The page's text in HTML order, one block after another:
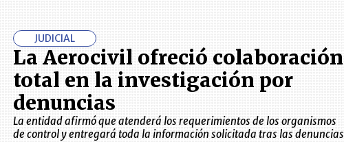
JUDICIAL
La Aerocivil ofreció colaboración
total en la investigación por
denuncias
La entidad afirmó que atenderá los requerimientos de los organismos
de control y entregará toda la información solicitada tras las denuncias